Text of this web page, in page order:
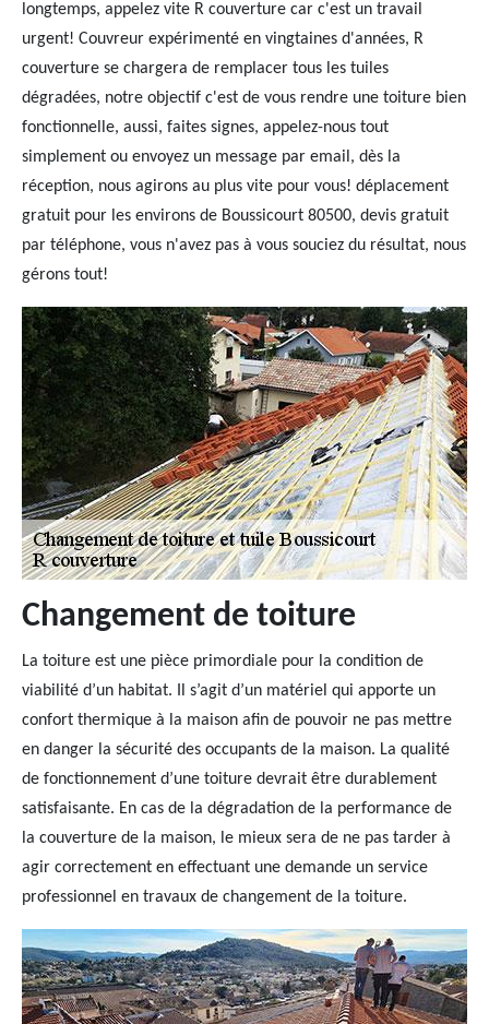
longtemps, appelez vite R couverture car c'est un travail
urgent! Couvreur expérimenté en vingtaines d'années, R
couverture se chargera de remplacer tous les tuiles
dégradées, notre objectif c'est de vous rendre une toiture bien
fonctionnelle, aussi, faites signes, appelez-nous tout
simplement ou envoyez un message par email, dès la
réception, nous agirons au plus vite pour vous! déplacement
gratuit pour les environs de Boussicourt 80500, devis gratuit
par téléphone, vous n'avez pas à vous souciez du résultat, nous
gérons tout!
Changement de toiture
La toiture est une pièce primordiale pour la condition de
viabilité d’un habitat. Il s’agit d’un matériel qui apporte un
confort thermique à la maison afin de pouvoir ne pas mettre
en danger la sécurité des occupants de la maison. La qualité
de fonctionnement d’une toiture devrait être durablement
satisfaisante. En cas de la dégradation de la performance de
la couverture de la maison, le mieux sera de ne pas tarder à
agir correctement en effectuant une demande un service
professionnel en travaux de changement de la toiture.